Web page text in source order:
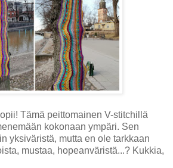
Tämä peittomainen V-stitchillä
kokonaan ympäri. Sen
yksiväristä, mutta en ole tarkkaan
mustaa, hopeanväristä...? Kukkia,